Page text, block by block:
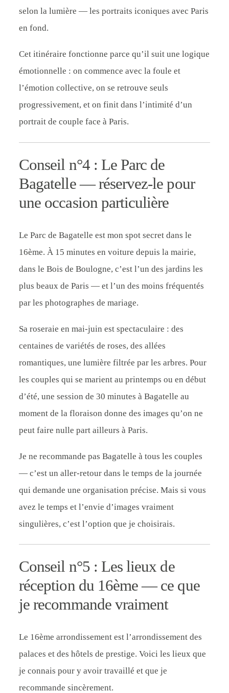
selon la lumière — les portraits iconiques avec Paris
en fond.
Cet itinéraire fonctionne parce qu’il suit une logique
émotionnelle : on commence avec la foule et
l’émotion collective, on se retrouve seuls
progressivement, et on finit dans l’intimité d’un
portrait de couple face à Paris.
Conseil n°4 : Le Parc de
Bagatelle — réservez-le pour
une occasion particulière
Le Parc de Bagatelle est mon spot secret dans le
16ème. À 15 minutes en voiture depuis la mairie,
dans le Bois de Boulogne, c’est l’un des jardins les
plus beaux de Paris — et l’un des moins fréquentés
par les photographes de mariage.
Sa roseraie en mai-juin est spectaculaire : des
centaines de variétés de roses, des allées
romantiques, une lumière filtrée par les arbres. Pour
les couples qui se marient au printemps ou en début
d’été, une session de 30 minutes à Bagatelle au
moment de la floraison donne des images qu’on ne
peut faire nulle part ailleurs à Paris.
Je ne recommande pas Bagatelle à tous les couples
— c’est un aller-retour dans le temps de la journée
qui demande une organisation précise. Mais si vous
avez le temps et l’envie d’images vraiment
singulières, c’est l’option que je choisirais.
Conseil n°5 : Les lieux de
réception du 16ème — ce que
je recommande vraiment
Le 16ème arrondissement est l’arrondissement des
palaces et des hôtels de prestige. Voici les lieux que
je connais pour y avoir travaillé et que je
recommande sincèrement.